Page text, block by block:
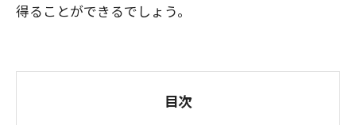
得ることができるでしょう。
目次